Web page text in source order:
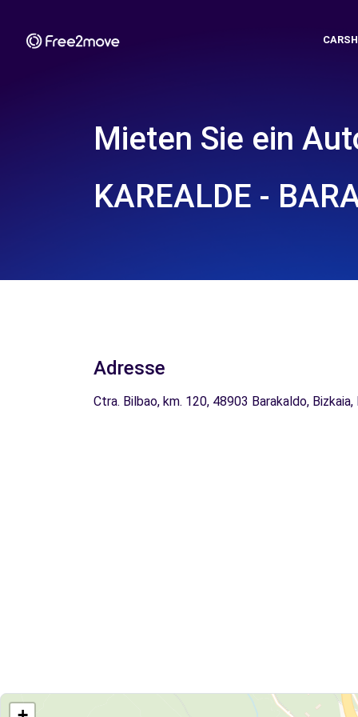
Mieten Sie ein
KAREALDE -
Adresse
Ctra. Bilbao, km. 120, 48903 Barakaldo, Bizkaia,